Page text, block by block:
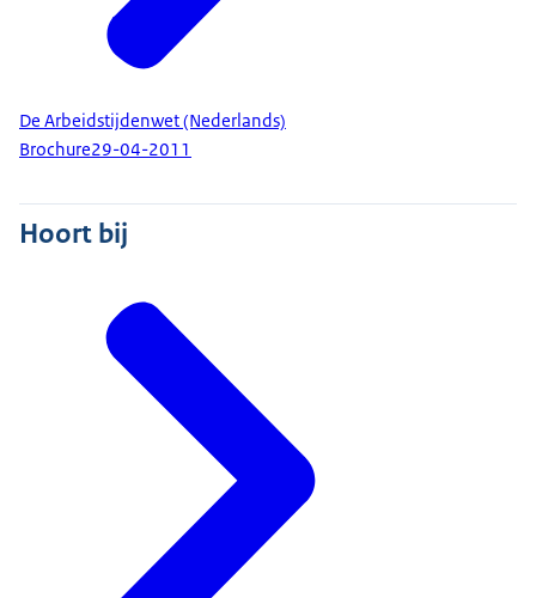
De Arbeidstijdenwet (Nederlands)
Brochure29-04-2011
Hoort bij